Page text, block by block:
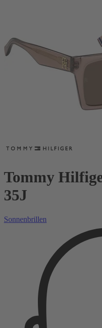
Tommy
35J
Sonnenbrillen